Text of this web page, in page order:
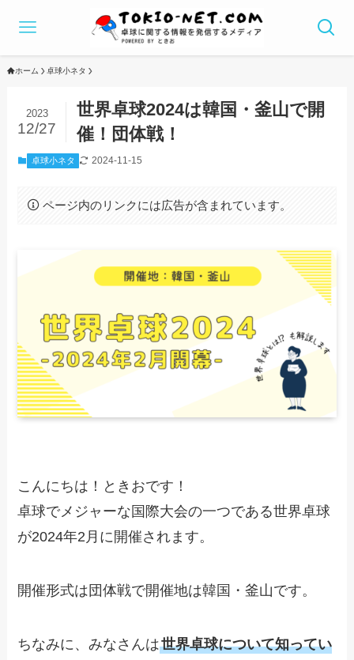
ホーム 卓球小ネタ
世界卓球2024は韓国・釜山で開
催！団体戦！
2023
12/27
卓球小ネタ 2024-11-15
ページ内のリンクには広告が含まれています。
こんにちは！ときおです！
卓球でメジャーな国際大会の一つである世界卓球
が2024年2月に開催されます。
開催形式は団体戦で開催地は韓国・釜山です。
ちなみに、みなさんは世界卓球について知ってい